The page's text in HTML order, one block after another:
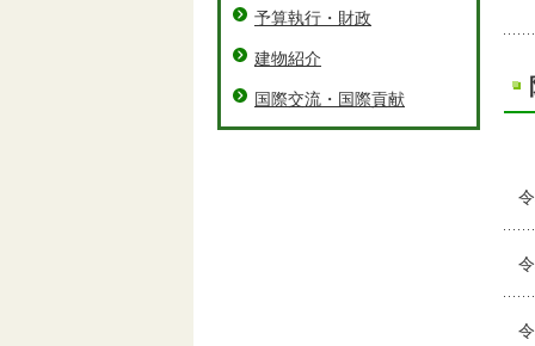
予算執行・財政
建物紹介
国際交流・国際貢献